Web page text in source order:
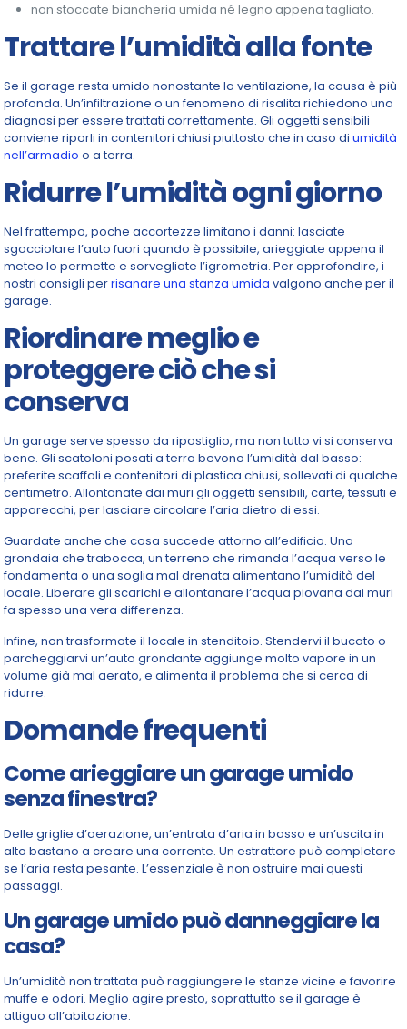
non stoccate biancheria umida né legno appena tagliato.
Trattare l’umidità alla fonte
Se il garage resta umido nonostante la ventilazione, la causa è più
profonda. Un’infiltrazione o un fenomeno di risalita richiedono una
diagnosi per essere trattati correttamente. Gli oggetti sensibili
conviene riporli in contenitori chiusi piuttosto che in caso diumidità
nell’armadio o a terra.
Ridurre l’umidità ogni giorno
Nel frattempo, poche accortezze limitano i danni: lasciate
sgocciolare l’auto fuori quando è possibile, arieggiate appena il
meteo lo permette e sorvegliate l’igrometria. Per approfondire, i
nostri consigli perrisanare una stanza umida valgono anche per il
garage.
Riordinare meglio e
proteggere ciò che si
conserva
Un garage serve spesso da ripostiglio, ma non tutto vi si conserva
bene. Gli scatoloni posati a terra bevono l’umidità dal basso:
preferite scaffali e contenitori di plastica chiusi, sollevati di qualche
centimetro. Allontanate dai muri gli oggetti sensibili, carte, tessuti e
apparecchi, per lasciare circolare l’aria dietro di essi.
Guardate anche che cosa succede attorno all’edificio. Una
grondaia che trabocca, un terreno che rimanda l’acqua verso le
fondamenta o una soglia mal drenata alimentano l’umidità del
locale. Liberare gli scarichi e allontanare l’acqua piovana dai muri
fa spesso una vera differenza.
Infine, non trasformate il locale in stenditoio. Stendervi il bucato o
parcheggiarvi un’auto grondante aggiunge molto vapore in un
volume già mal aerato, e alimenta il problema che si cerca di
ridurre.
Domande frequenti
Come arieggiare un garage umido
senza finestra?
Delle griglie d’aerazione, un’entrata d’aria in basso e un’uscita in
alto bastano a creare una corrente. Un estrattore può completare
se l’aria resta pesante. L’essenziale è non ostruire mai questi
passaggi.
Un garage umido può danneggiare la
casa?
Un’umidità non trattata può raggiungere le stanze vicine e favorire
muffe e odori. Meglio agire presto, soprattutto se il garage è
attiguo all’abitazione.